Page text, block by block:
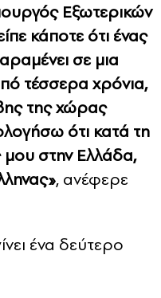
Εξωτερικών
κάποτε ότι ένας
σε μια
τέσσερα χρόνια,
της χώρας
ότι κατά τη
στην Ελλάδα,
, ανέφερε
ένα δεύτερο